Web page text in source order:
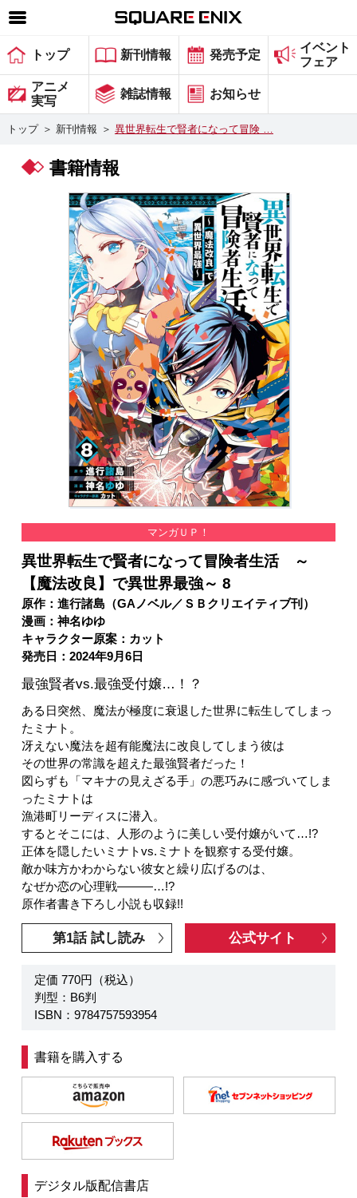
SQUARE ENIX 公式サイトメニュー
ゲーム
マガジン＆ブックス
グッズ
会社情報 採用情報
スクウェア・エニックス サイト内検索
トップ 新刊情報 発売予定
イベント
フェア
アニメ
実写
雑誌情報 お知らせ
トップ ＞ 新刊情報 ＞ 異世界転生で賢者になって冒険 …
書籍情報
マンガＵＰ！
異世界転生で賢者になって冒険者生活 ～
【魔法改良】で異世界最強～ 8
原作：進行諸島（GAノベル／ＳＢクリエイティブ刊）
漫画：神名ゆゆ
キャラクター原案：カット
発売日：2024年9月6日
最強賢者vs.最強受付嬢…！？
ある日突然、魔法が極度に衰退した世界に転生してしまっ
たミナト。
冴えない魔法を超有能魔法に改良してしまう彼は
その世界の常識を超えた最強賢者だった！
図らずも「マキナの見えざる手」の悪巧みに感づいてしま
ったミナトは
漁港町リーディスに潜入。
するとそこには、人形のように美しい受付嬢がいて…!?
正体を隠したいミナトvs.ミナトを観察する受付嬢。
敵か味方かわからない彼女と繰り広げるのは、
なぜか恋の心理戦―――…!?
原作者書き下ろし小説も収録!!
第1話 試し読み 公式サイト
定価 770円（税込）
判型：B6判
ISBN：9784757593954
書籍を購入する
デジタル版配信書店